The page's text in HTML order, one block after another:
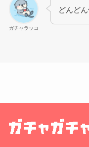
ガチャラッコ
どんど